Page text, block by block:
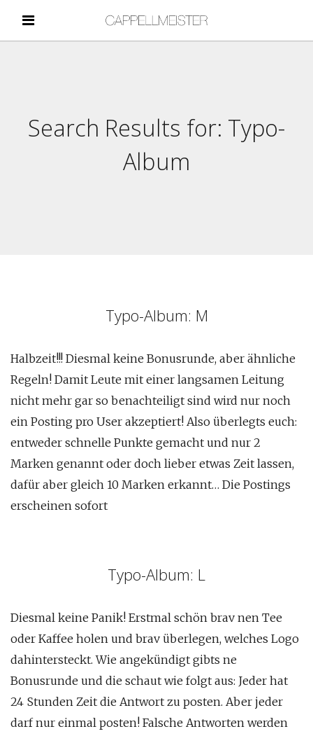
Search Results for: Typo-
Album
Typo-Album: M
Halbzeit!!! Diesmal keine Bonusrunde, aber ähnliche
Regeln! Damit Leute mit einer langsamen Leitung
nicht mehr gar so benachteiligt sind wird nur noch
ein Posting pro User akzeptiert! Also überlegts euch:
entweder schnelle Punkte gemacht und nur 2
Marken genannt oder doch lieber etwas Zeit lassen,
dafür aber gleich 10 Marken erkannt… Die Postings
erscheinen sofort
Typo-Album: L
Diesmal keine Panik! Erstmal schön brav nen Tee
oder Kaffee holen und brav überlegen, welches Logo
dahintersteckt. Wie angekündigt gibts ne
Bonusrunde und die schaut wie folgt aus: Jeder hat
24 Stunden Zeit die Antwort zu posten. Aber jeder
darf nur einmal posten! Falsche Antworten werden